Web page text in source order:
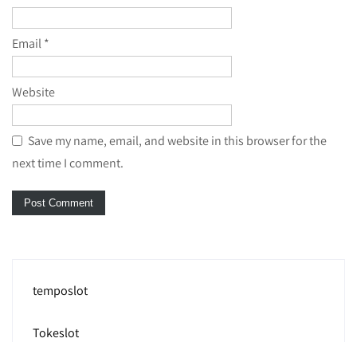
Email*
Website
Save my name, email, and website in this browser for the
next time I comment.
temposlot
Tokeslot